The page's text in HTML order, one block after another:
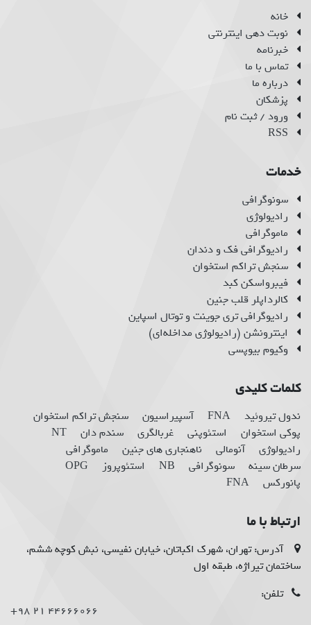
خانه
نوبت دهی اینترنتی
خبرنامه
تماس با ما
درباره ما
پزشکان
ورود / ثبت نام
RSS
خدمات
سونوگرافی
رادیولوژی
ماموگرافی
رادیوگرافی فک و دندان
سنجش تراکم استخوان
فیبرواسکن کبد
کالرداپلر قلب جنین
رادیوگرافی تری جوینت و توتال اسپاین
اینترونشن (رادیولوژی مداخله‌ای)
وکیوم بیوپسی
کلمات کلیدی
ندول تیروئید FNA آسپیراسیون
سنجش تراکم استخوان
پوکی استخوان
استئوپنی غربالگری سندم دان
NT
رادیولوژی
آنومالی ناهنجاری های جنین
ماموگرافی
سرطان سینه
سونوگرافی NB استئوپروز
OPG
پانورکس
FNA
ارتباط با ما
آدرس: تهران، شهرک اکباتان، خیابان نفیسی، نبش کوچه ششم،
ساختمان تیراژه، طبقه اول
تلفن:
44666066 21 98+